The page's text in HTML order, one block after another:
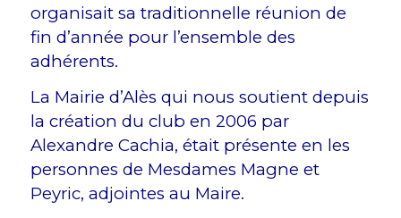
organisait sa traditionnelle réunion de
fin d’année pour l’ensemble des
adhérents.
La Mairie d’Alès qui nous soutient depuis
la création du club en 2006 par
Alexandre Cachia, était présente en les
personnes de Mesdames Magne et
Peyric, adjointes au Maire.